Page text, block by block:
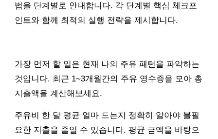
법을 단계별로 안내합니다. 각 단계별 핵심 체크포
인트와 함께 최적의 실행 전략을 제시합니다.
가장 먼저 할 일은 현재 나의 주유 패턴을 파악하는
것입니다. 최근 1~3개월간의 주유 영수증을 모아 총
지출액을 계산해보세요.
주유비 한 달 평균 얼마 드는지 정확히 알아야 불필
요한 지출을 줄일 수 있습니다. 평균 금액을 바탕으